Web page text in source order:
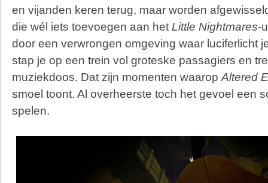
en vijanden keren terug, maar worden
die wél iets toevoegen aan het Little Nightmares-
door een verwrongen omgeving waar luciferlicht
stap je op een trein vol groteske passagiers en
muziekdoos. Dat zijn momenten waarop Altered
smoel toont. Al overheerste toch het gevoel een
spelen.